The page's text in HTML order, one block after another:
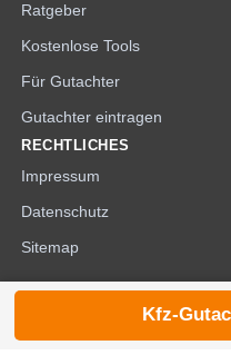
Ratgeber
Kostenlose Tools
Für Gutachter
Gutachter eintragen
RECHTLICHES
Impressum
Datenschutz
Sitemap
Kfz-